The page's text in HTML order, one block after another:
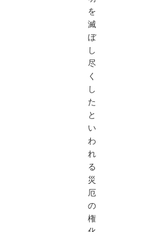
を
滅
ぼ
し
尽
く
し
た
と
い
わ
れ
る
災
厄
の
権